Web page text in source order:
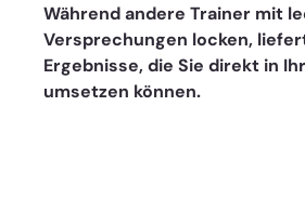
Während andere Trainer mit
Versprechungen locken,
Ergebnisse, die Sie direkt in
umsetzen können.